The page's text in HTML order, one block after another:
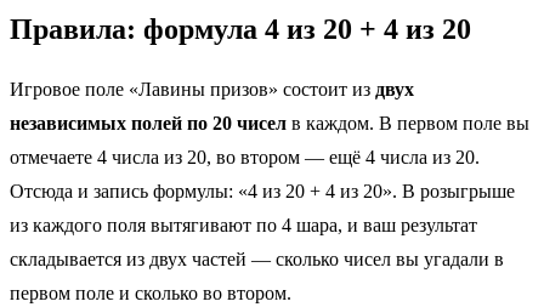
Правила: формула 4 из 20 + 4 из 20
Игровое поле «Лавины призов» состоит из двух
независимых полей по 20 чисел в каждом. В первом поле вы
отмечаете 4 числа из 20, во втором — ещё 4 числа из 20.
Отсюда и запись формулы: «4 из 20 + 4 из 20». В розыгрыше
из каждого поля вытягивают по 4 шара, и ваш результат
складывается из двух частей — сколько чисел вы угадали в
первом поле и сколько во втором.